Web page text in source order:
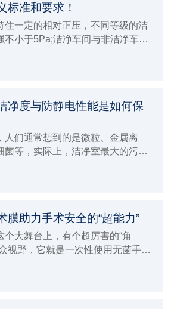
标准和要求！
住一定的相对正压，不同等级的洁
不小于5Pa;洁净车间与非洁净车间
净度与防静电性能是如何保
人们通常想到的是微粒、金属离
菌等，实际上，洁净室最大的污染
十分重要。
膜助力手术安全的“超能力”
个大舞台上，有个超厉害的“角
视野，它就是一次性使用无菌手术